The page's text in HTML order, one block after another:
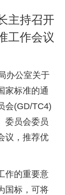
主持召开
工作会议
办公室关于
家标准的通
会(GD/TC4)
委员会委员
议，推荐优
作的重要意
国标，可将